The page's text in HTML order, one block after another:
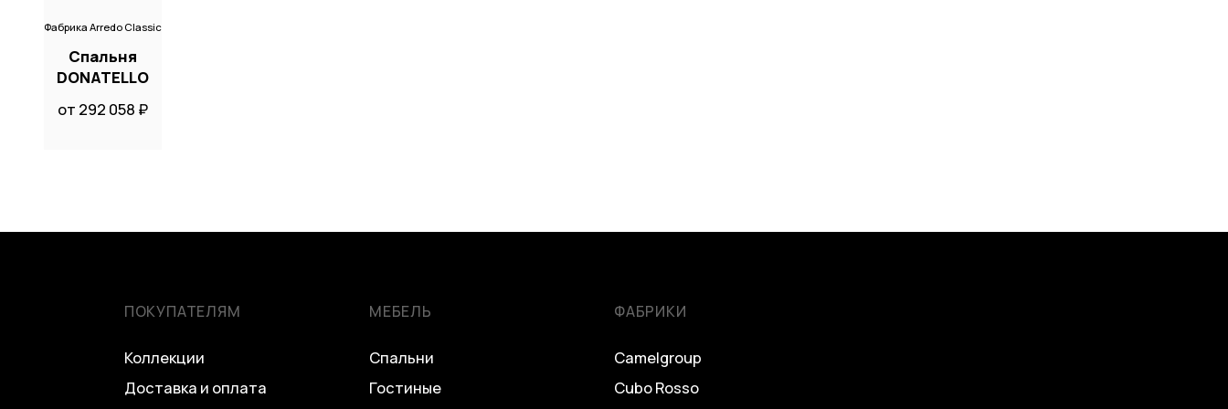
Фабрика Arredo Classic
Спальня
DONATELLO
от 292 058 ₽
ПОКУПАТЕЛЯМ
Коллекции
Доставка и оплата
МЕБЕЛЬ
Спальни
Гостиные
ФАБРИКИ
Camelgroup
Cubo Rosso